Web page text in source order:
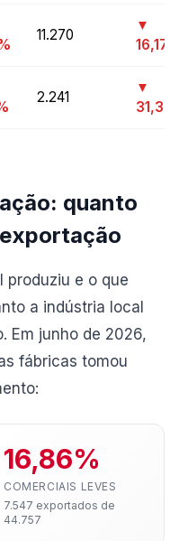
11.270
▼
2.241
▼
quanto
produziu e o que
a indústria local
Em junho de 2026,
fábricas tomou
16,86%
COMERCIAIS LEVES
7.547 exportados de
44.757